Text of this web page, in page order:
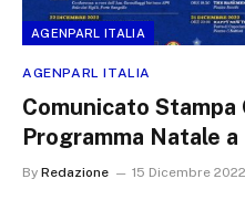
AGENPARL ITALIA
AGENPARL ITALIA
Comunicato
Programma Natale
By Redazione 15 Dicembre 2022